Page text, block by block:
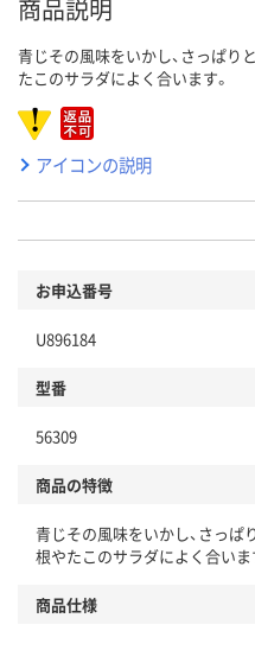
商品説明
青じその風味をいかし、さっぱり
たこのサラダによく合います。
アイコンの説明
お申込番号
U896184
型番
56309
商品の特徴
青じその風味をいかし、さっ
根やたこのサラダによく合いま
商品仕様